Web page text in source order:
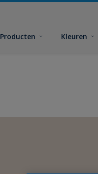
Producten Kleuren